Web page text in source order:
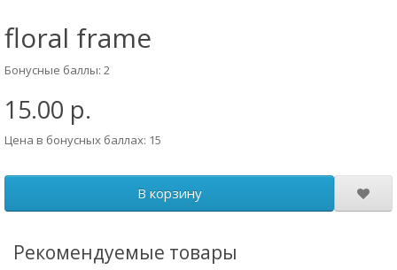
floral frame
Бонусные баллы: 2
15.00 р.
Цена в бонусных баллах: 15
В корзину
Рекомендуемые товары